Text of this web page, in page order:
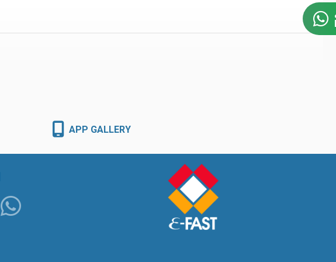
APP GALLERY